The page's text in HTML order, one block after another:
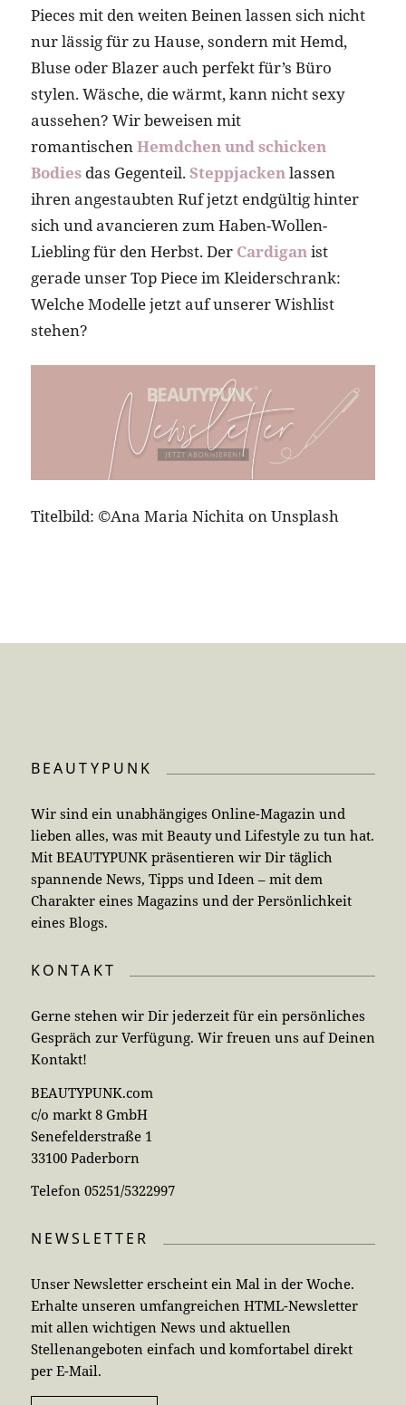
Pieces mit den weiten Beinen lassen sich nicht
nur lässig für zu Hause, sondern mit Hemd,
Bluse oder Blazer auch perfekt für’s Büro
stylen. Wäsche, die wärmt, kann nicht sexy
aussehen? Wir beweisen mit
romantischenHemdchen und schicken
Bodiesdas Gegenteil. Steppjackenlassen
ihren angestaubten Ruf jetzt endgültig hinter
sich und avancieren zum Haben-Wollen-
Liebling für den Herbst. Der Cardiganist
gerade unser Top Piece im Kleiderschrank:
Welche Modelle jetzt auf unserer Wishlist
stehen?
Titelbild: ©Ana Maria Nichita on Unsplash
BEAUTYPUNK
Wir sind ein unabhängiges Online-Magazin und
lieben alles, was mit Beauty und Lifestyle zu tun hat.
Mit BEAUTYPUNK präsentieren wir Dir täglich
spannende News, Tipps und Ideen – mit dem
Charakter eines Magazins und der Persönlichkeit
eines Blogs.
KONTAKT
Gerne stehen wir Dir jederzeit für ein persönliches
Gespräch zur Verfügung. Wir freuen uns auf Deinen
Kontakt!
BEAUTYPUNK.com
c/o markt 8 GmbH
Senefelderstraße 1
33100 Paderborn
Telefon 05251/5322997
NEWSLETTER
Unser Newsletter erscheint ein Mal in der Woche.
Erhalte unseren umfangreichen HTML-Newsletter
mit allen wichtigen News und aktuellen
Stellenangeboten einfach und komfortabel direkt
per E-Mail.